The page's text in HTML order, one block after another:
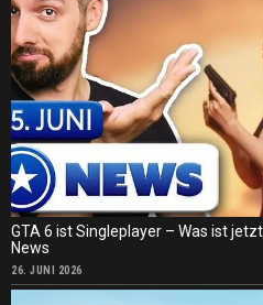
GTA 6 ist Singleplayer – Was ist
News
26. JUNI 2026